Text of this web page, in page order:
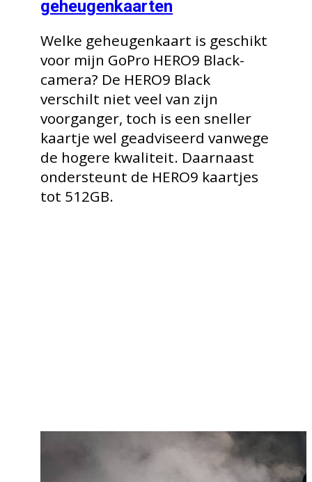
geheugenkaarten
Welke geheugenkaart is geschikt
voor mijn GoPro HERO9 Black-
camera? De HERO9 Black
verschilt niet veel van zijn
voorganger, toch is een sneller
kaartje wel geadviseerd vanwege
de hogere kwaliteit. Daarnaast
ondersteunt de HERO9 kaartjes
tot 512GB.